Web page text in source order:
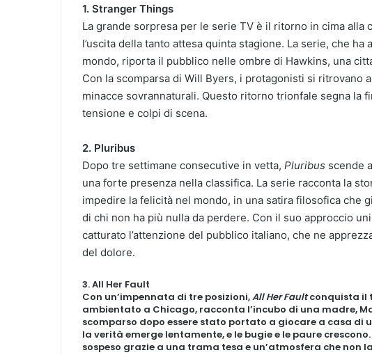
1. Stranger Things
La grande sorpresa per le serie TV è il ritorno in cima alla
l’uscita della tanto attesa quinta stagione. La serie, che
mondo, riporta il pubblico nelle ombre di Hawkins, una
Con la scomparsa di Will Byers, i protagonisti si ritrovano
minacce sovrannaturali. Questo ritorno trionfale segna la
tensione e colpi di scena.
2. Pluribus
Dopo tre settimane consecutive in vetta, Pluribus scende
una forte presenza nella classifica. La serie racconta la
impedire la felicità nel mondo, in una satira filosofica che
di chi non ha più nulla da perdere. Con il suo approccio
catturato l’attenzione del pubblico italiano, che ne
del dolore.
3. All Her Fault
Con un’impennata di tre posizioni,All Her Faultconquista il
ambientato a Chicago, racconta l’incubo di una madre,
scomparso dopo essere stato portato a giocare a casa di
la verità emerge lentamente, e le bugie e le paure crescono.
sospeso grazie a una trama tesa e un’atmosfera che non